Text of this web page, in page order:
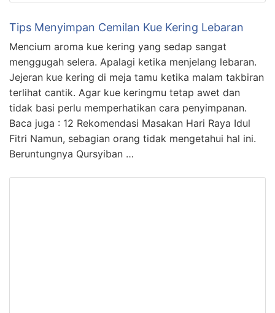
Tips Menyimpan Cemilan Kue Kering Lebaran
Mencium aroma kue kering yang sedap sangat
menggugah selera. Apalagi ketika menjelang lebaran.
Jejeran kue kering di meja tamu ketika malam takbiran
terlihat cantik. Agar kue keringmu tetap awet dan
tidak basi perlu memperhatikan cara penyimpanan.
Baca juga : 12 Rekomendasi Masakan Hari Raya Idul
Fitri Namun, sebagian orang tidak mengetahui hal ini.
Beruntungnya Qursyiban …